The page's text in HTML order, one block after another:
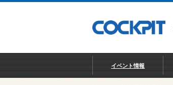
イベント情報